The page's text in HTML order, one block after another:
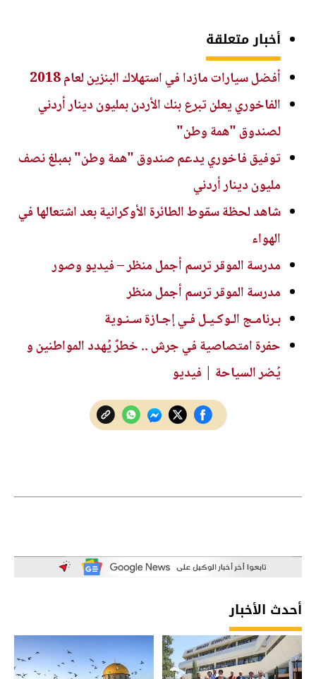
أخبار متعلقة
أفضل سيارات مازدا في استهلاك البنزين لعام 2018
الفاخوري يعلن تبرع بنك الأردن بمليون دينار أردني
لصندوق "همة وطن"
توفيق فاخوري يدعم صندوق "همة وطن" بمبلغ نصف
مليون دينار أردني
شاهد لحظة سقوط الطائرة الأوكرانية بعد اشتعالها في
الهواء
مدرسة الموقر ترسم أجمل منظر – فيديو وصور
مدرسة الموقر ترسم أجمل منظر
بـرنامـج الـوكـيـل فـي إجـازة سـنـوية
حفرة امتصاصية في جرش .. خطرٌ يُهدد المواطنين و
يُضر السياحة | فيديو
أحدث الأخبار